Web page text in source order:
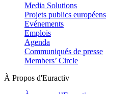
Media Solutions
Projets publics européens
Evénements
Emplois
Agenda
Communiqués de presse
Members’ Circle
À Propos d'Euractiv